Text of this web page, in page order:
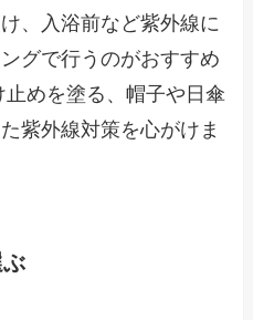
、入浴前など紫外線に
グで行うのがおすすめ
めを塗る、帽子や日傘
紫外線対策を心がけま